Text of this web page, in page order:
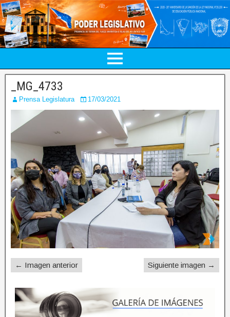
_MG_4733
Prensa Legislatura 17/03/2021
← Imagen anterior Siguiente imagen →